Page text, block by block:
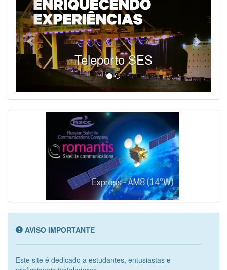
Teleporto SES
AVISO IMPORTANTE
Este site é dedicado a estudantes, entusiastas e